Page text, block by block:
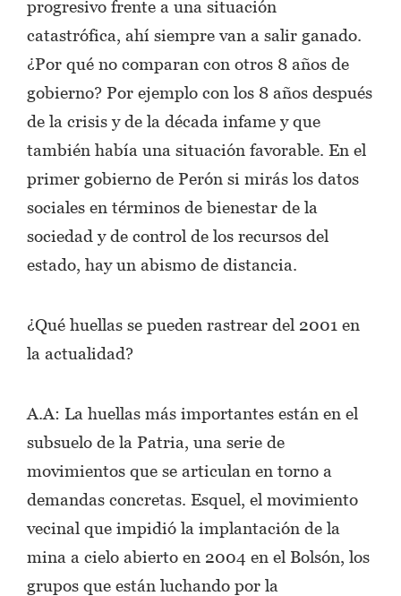
progresivo frente a una situación
catastrófica, ahí siempre van a salir ganado.
¿Por qué no comparan con otros 8 años de
gobierno? Por ejemplo con los 8 años después
de la crisis y de la década infame y que
también había una situación favorable. En el
primer gobierno de Perón si mirás los datos
sociales en términos de bienestar de la
sociedad y de control de los recursos del
estado, hay un abismo de distancia.
¿Qué huellas se pueden rastrear del 2001 en
la actualidad?
A.A: La huellas más importantes están en el
subsuelo de la Patria, una serie de
movimientos que se articulan en torno a
demandas concretas. Esquel, el movimiento
vecinal que impidió la implantación de la
mina a cielo abierto en 2004 en el Bolsón, los
grupos que están luchando por la